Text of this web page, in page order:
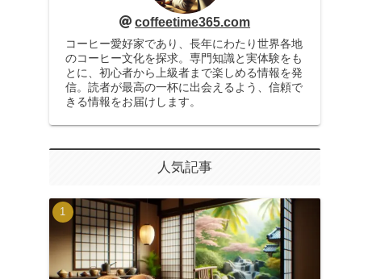
coffeetime365.com
コーヒー愛好家であり、長年にわたり世界各地
のコーヒー文化を探求。専門知識と実体験をも
とに、初心者から上級者まで楽しめる情報を発
信。読者が最高の一杯に出会えるよう、信頼で
きる情報をお届けします。
人気記事